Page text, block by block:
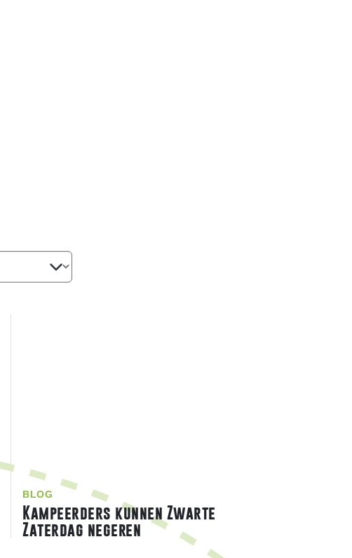
BLOG
Kampeerders kunnen Zwarte
Zaterdag negeren